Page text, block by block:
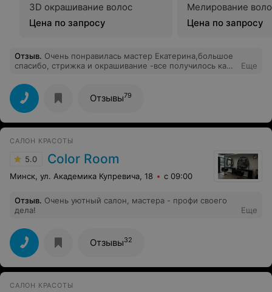
3D окрашивание волос
Цена по запросу
Мелирование
Цена по запросу
Отзыв. Очень понравилась мастер Екатерина,большое
спасибо, стрижка и окрашивание -все получилось как
Еще
Отзывы79
САЛОН КРАСОТЫ
5.0 Color Room
Минск, ул. Академика Купревича, 18 с 09:00
Отзыв. Очень уютный салон, мастера - профи своего
дела!
Еще
Отзывы32
САЛОН КРАСОТЫ